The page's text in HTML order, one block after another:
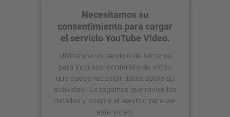
Necesitamos su
consentimiento para cargar
el servicio YouTube Video.
Utilizamos un servicio de terceros
para incrustar contenido de vídeo
que puede recopilar datos sobre su
actividad. Le rogamos que revise los
detalles y acepte el servicio para ver
este vídeo.